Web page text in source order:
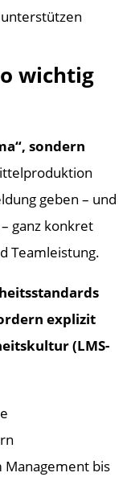
wichtig
sondern
geben – und
ganz konkret
Teamleistung.
explizit
(LMS-
Management bis